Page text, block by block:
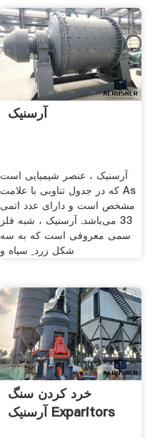
آرسنیک
آرسنیک ، عنصر شیمیایی است
که در جدول تناوبی با علامت As
مشخص است و دارای عدد اتمی
33 می‌باشد. آرسنیک ، شبه فلز
سمی معروفی است که به سه
شکل زرد ِ سیاه و
خرد کردن سنگ
آرسنیک Exparitors